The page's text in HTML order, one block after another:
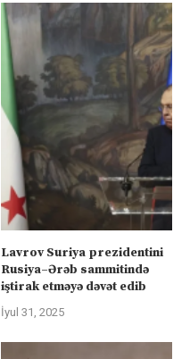
Lavrov Suriya prezidentini
Rusiya–Ərəb sammitində
iştirak etməyə dəvət edib
İyul 31, 2025